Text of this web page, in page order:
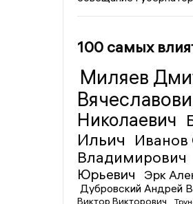
100 самых
Миляев
Николаевич
Ильич
Иванов
Владимирович
Юрьевич
Эрк
Дубровский Андрей
Виктор Викторович